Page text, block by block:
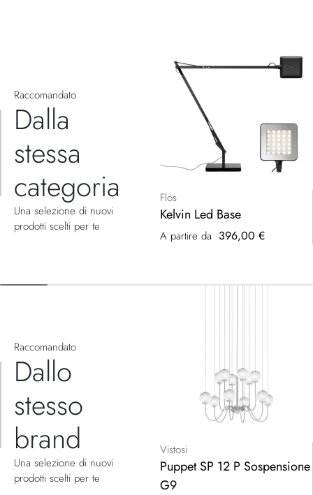
Raccomandato
Dalla
stessa
categoria
Una selezione di nuovi
prodotti scelti per te
Flos
Kelvin Led Base
A partire da 396,00 €
Raccomandato
Dallo
stesso
brand
Una selezione di nuovi
prodotti scelti per te
Vistosi
Puppet SP 12 P Sospensione
G9